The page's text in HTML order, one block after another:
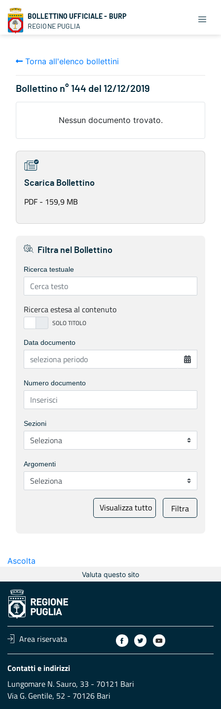
BOLLETTINO UFFICIALE - BURP
REGIONE PUGLIA
Torna all'elenco bollettini
Bollettino n° 144 del 12/12/2019
Nessun documento trovato.
Scarica Bollettino
PDF - 159,9 MB
Filtra nel Bollettino
Ricerca testuale
Ricerca estesa al contenuto
Data documento
Numero documento
Sezioni
Argomenti
Visualizza tutto Filtra
Ascolta
Valuta questo sito
Area riservata
Contatti e indirizzi
Lungomare N. Sauro, 33 - 70121 Bari
Via G. Gentile, 52 - 70126 Bari